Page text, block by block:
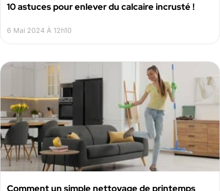
10 astuces pour enlever du calcaire incrusté !
6 Mai 2024 À 12h10
Comment un simple nettoyage de printemps